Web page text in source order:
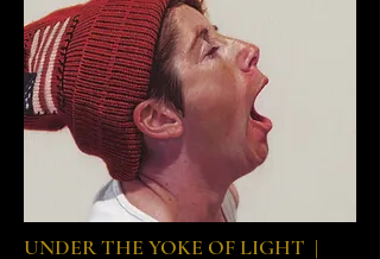
UNDER THE YOKE OF LIGHT |